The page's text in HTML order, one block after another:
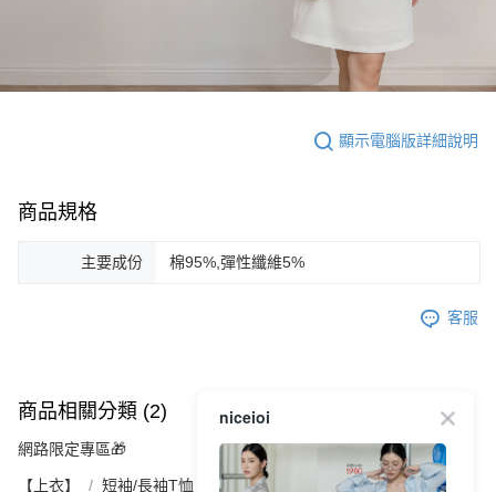
顯示電腦版詳細說明
商品規格
主要成份 棉95%,彈性纖維5%
客服
商品相關分類 (2)
網路限定專區🎁
【上衣】 短袖/長袖T恤｜連帽上衣｜休閒上衣
niceioi